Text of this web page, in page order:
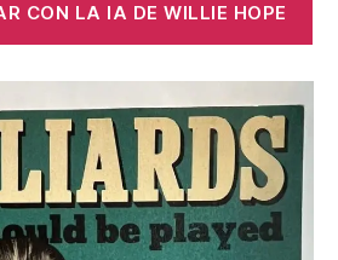
CON LA IA DE WILLIE HOPE